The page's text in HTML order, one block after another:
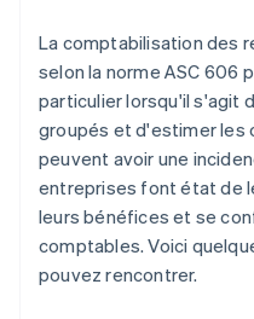
La comptabilisation des
selon la norme ASC 606
particulier lorsqu'il s'agit
groupés et d'estimer les
peuvent avoir une
entreprises font état de
leurs bénéfices et se
comptables. Voici
pouvez rencontrer.